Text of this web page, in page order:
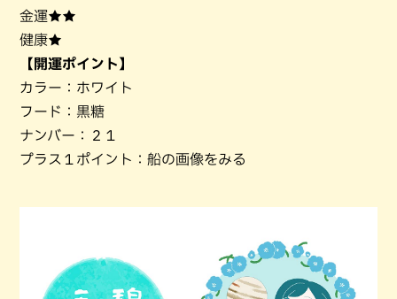
金運★★
健康★
【開運ポイント】
カラー：ホワイト
フード：黒糖
ナンバー：２１
プラス１ポイント：船の画像をみる